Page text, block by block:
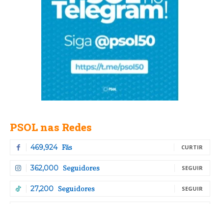
PSOL nas Redes
469,924 Fãs CURTIR
362,000 Seguidores SEGUIR
27,200 Seguidores SEGUIR